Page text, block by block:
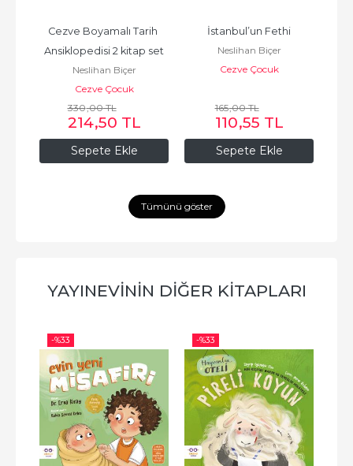
Sepete Ekle
Cezve Boyamalı Tarih
Ansiklopedisi 2 kitap set
Neslihan Biçer
Cezve Çocuk
330,00TL
214,50 TL
Sepete Ekle
İstanbul’un Fethi
Neslihan Biçer
Cezve Çocuk
165,00TL
110,55 TL
Tümünü göster
YAYINEVININ DIĞER KITAPLARI
-%33 -%33